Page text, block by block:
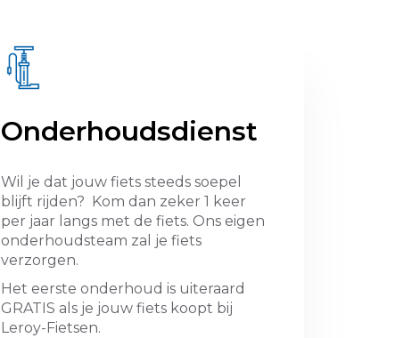
Onderhoudsdienst
Wil je dat jouw fiets steeds soepel
blijft rijden? Kom dan zeker 1 keer
per jaar langs met de fiets. Ons eigen
onderhoudsteam zal je fiets
verzorgen.
Het eerste onderhoud is uiteraard
GRATIS als je jouw fiets koopt bij
Leroy-Fietsen.